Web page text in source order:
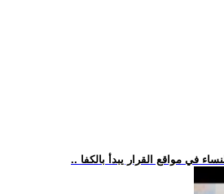
في مواقع القرار يبدأ بالكفا